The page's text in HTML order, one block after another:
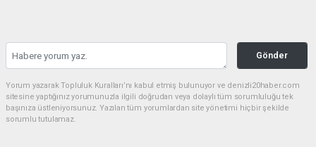
Gönder
Yorum yazarak Topluluk Kuralları’nı kabul etmiş bulunuyor ve denizli20haber.com
sitesine yaptığınız yorumunuzla ilgili doğrudan veya dolaylı tüm sorumluluğu tek
başınıza üstleniyorsunuz. Yazılan tüm yorumlardan site yönetimi hiçbir şekilde
sorumlu tutulamaz.